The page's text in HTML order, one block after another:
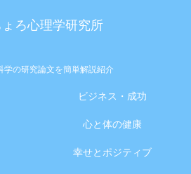
ょろ心理学研究所
学の研究論文を簡単解説紹介
ビジネス・成功
心と体の健康
幸せとポジティブ